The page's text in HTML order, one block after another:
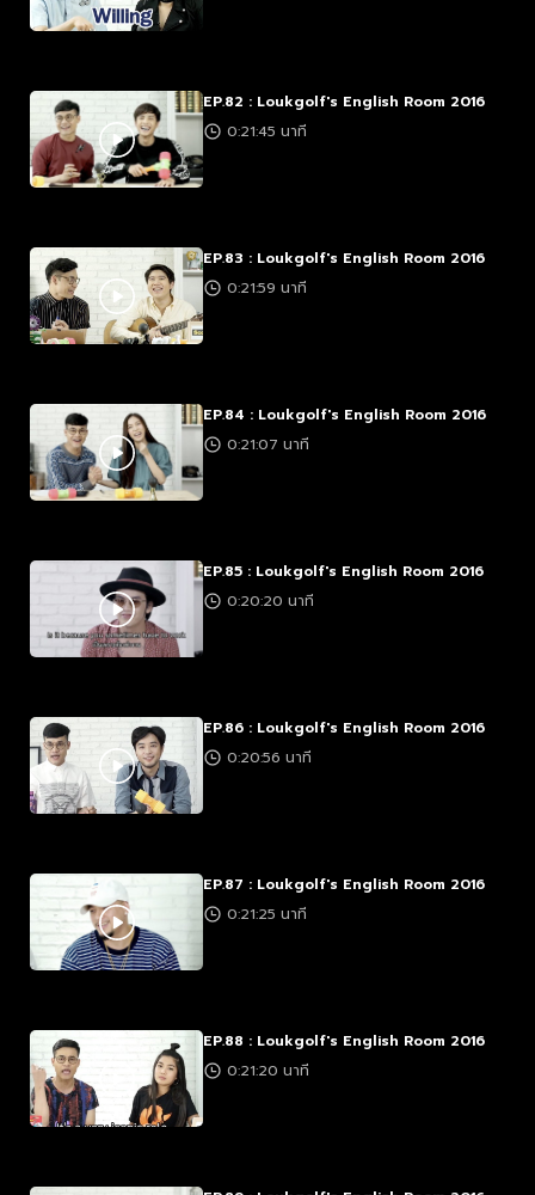
EP.82 : Loukgolf's English Room 2016
0:21:45 นาที
EP.83 : Loukgolf's English Room 2016
0:21:59 นาที
EP.84 : Loukgolf's English Room 2016
0:21:07 นาที
EP.85 : Loukgolf's English Room 2016
0:20:20 นาที
EP.86 : Loukgolf's English Room 2016
0:20:56 นาที
EP.87 : Loukgolf's English Room 2016
0:21:25 นาที
EP.88 : Loukgolf's English Room 2016
0:21:20 นาที